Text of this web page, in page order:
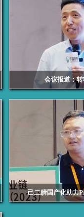
会议报道：
南华期货首席经
己二腈国产化助力
天辰齐翔新材料有限